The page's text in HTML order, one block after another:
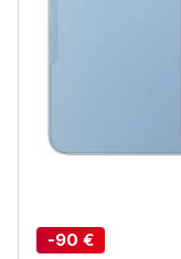
-90 €